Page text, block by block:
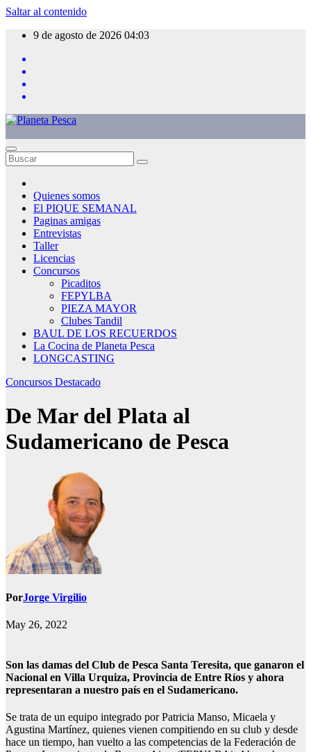
Saltar al contenido
9 de agosto de 2026 04:03
Quienes somos
El PIQUE SEMANAL
Paginas amigas
Entrevistas
Taller
Licencias
Concursos
Picaditos
FEPYLBA
PIEZA MAYOR
Clubes Tandil
BAUL DE LOS RECUERDOS
La Cocina de Planeta Pesca
LONGCASTING
Concursos Destacado
De Mar del Plata al
Sudamericano de Pesca
PorJorge Virgilio
May 26, 2022
Son las damas del Club de Pesca Santa Teresita, que ganaron el
Nacional en Villa Urquiza, Provincia de Entre Ríos y ahora
representaran a nuestro país en el Sudamericano.
Se trata de un equipo integrado por Patricia Manso, Micaela y
Agustina Martínez, quienes vienen compitiendo en su club y desde
hace un tiempo, han vuelto a las competencias de la Federación de